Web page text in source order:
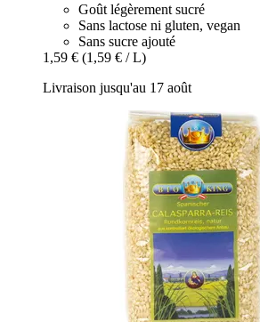
Goût légèrement sucré
Sans lactose ni gluten, vegan
Sans sucre ajouté
1,59 € (1,59 € / L)
Livraison jusqu'au 17 août